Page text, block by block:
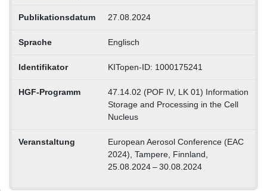
Publikationsdatum 27.08.2024
Sprache Englisch
Identifikator KITopen-ID: 1000175241
HGF-Programm
47.14.02 (POF IV, LK 01) Information
Storage and Processing in the Cell
Nucleus
Veranstaltung
European Aerosol Conference (EAC
2024), Tampere, Finnland,
25.08.2024 – 30.08.2024